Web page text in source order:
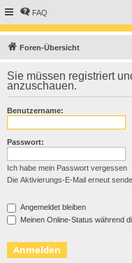
FAQ
Foren-Übersicht
Sie müssen registriert
anzuschauen.
Benutzername:
Passwort:
Ich habe mein Passwort vergessen
Die Aktivierungs-E-Mail erneut
Angemeldet bleiben
Meinen Online-Status während